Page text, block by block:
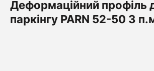
Деформаційний профіль
паркінгу PARN 52-50 3